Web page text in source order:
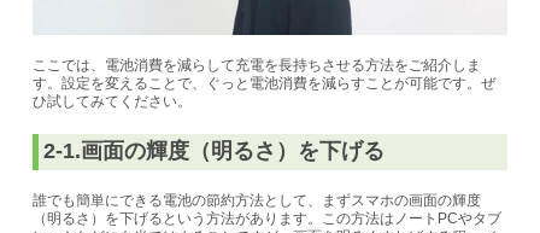
ここでは、電池消費を減らして充電を長持ちさせる方法をご紹介しま
す。設定を変えることで、ぐっと電池消費を減らすことが可能です。ぜ
ひ試してみてください。
2-1.画面の輝度（明るさ）を下げる
誰でも簡単にできる電池の節約方法として、まずスマホの画面の輝度
（明るさ）を下げるという方法があります。この方法はノートPCやタブ